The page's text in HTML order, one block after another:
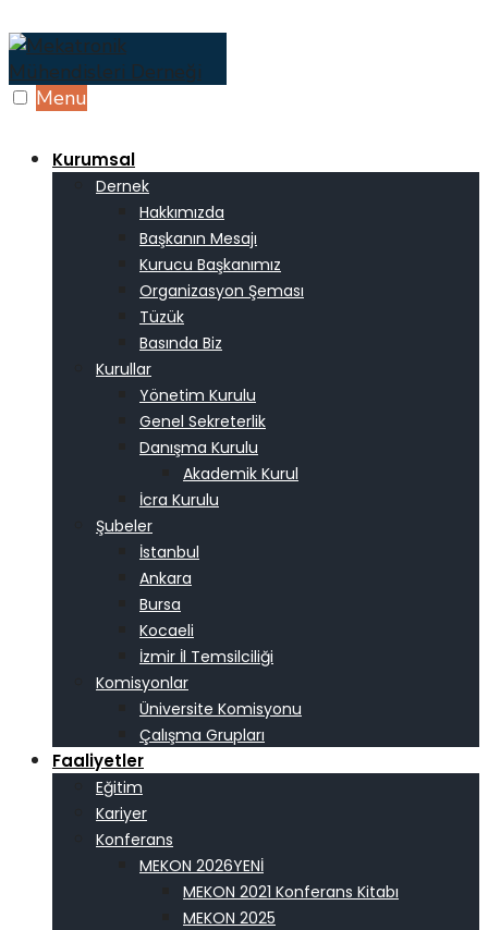
Skip
to
content
Menu
Kurumsal
Dernek
Hakkımızda
Başkanın Mesajı
Kurucu Başkanımız
Organizasyon Şeması
Tüzük
Basında Biz
Kurullar
Yönetim Kurulu
Genel Sekreterlik
Danışma Kurulu
Akademik Kurul
İcra Kurulu
Şubeler
İstanbul
Ankara
Bursa
Kocaeli
İzmir İl Temsilciliği
Komisyonlar
Üniversite Komisyonu
Çalışma Grupları
Faaliyetler
Eğitim
Kariyer
Konferans
MEKON 2026
MEKON 2021 Konferans Kitabı
MEKON 2025